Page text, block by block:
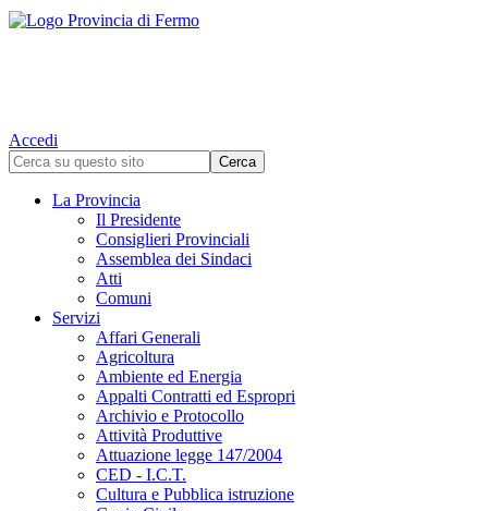
Accedi
La Provincia
Il Presidente
Consiglieri Provinciali
Assemblea dei Sindaci
Atti
Comuni
Servizi
Affari Generali
Agricoltura
Ambiente ed Energia
Appalti Contratti ed Espropri
Archivio e Protocollo
Attività Produttive
Attuazione legge 147/2004
CED - I.C.T.
Cultura e Pubblica istruzione